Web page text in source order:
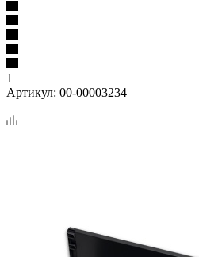
1
Артикул: 00-00003234